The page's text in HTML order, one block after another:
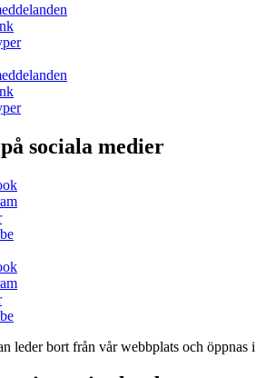
sociala medier
leder bort från vår webbplats och öppnas